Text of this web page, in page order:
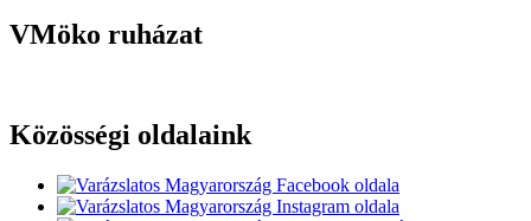
VMöko ruházat
Közösségi oldalaink